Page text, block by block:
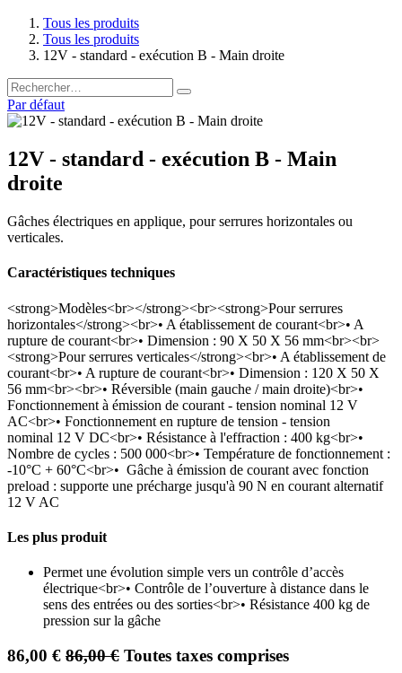
Tous les produits
Tous les produits
12V - standard - exécution B - Main droite
Par défaut
12V - standard - exécution B - Main
droite
Gâches électriques en applique, pour serrures horizontales ou
verticales.
Caractéristiques techniques
<strong>Modèles<br></strong><br><strong>Pour serrures
horizontales</strong><br>• A établissement de courant<br>• A
rupture de courant<br>• Dimension : 90 X 50 X 56 mm<br><br>
<strong>Pour serrures verticales</strong><br>• A établissement de
courant<br>• A rupture de courant<br>• Dimension : 120 X 50 X
56 mm<br><br>• Réversible (main gauche / main droite)<br>•
Fonctionnement à émission de courant - tension nominal 12 V
AC<br>• Fonctionnement en rupture de tension - tension
nominal 12 V DC<br>• Résistance à l'effraction : 400 kg<br>•
Nombre de cycles : 500 000<br>• Température de fonctionnement :
-10°C + 60°C<br>• Gâche à émission de courant avec fonction
preload : supporte une précharge jusqu'à 90 N en courant alternatif
12 V AC
Les plus produit
Permet une évolution simple vers un contrôle d’accès
électrique<br>• Contrôle de l’ouverture à distance dans le
sens des entrées ou des sorties<br>• Résistance 400 kg de
pression sur la gâche
86,00 € 86,00€ Toutes taxes comprises